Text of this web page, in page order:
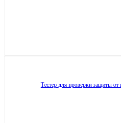
Тестер для проверки защиты